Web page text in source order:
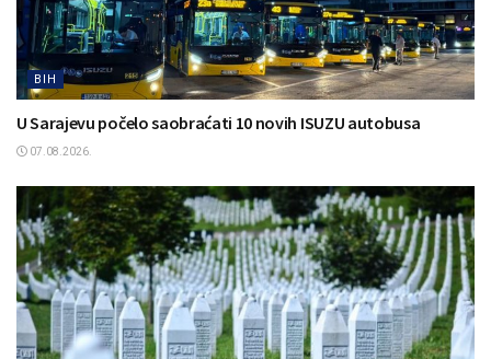
BIH
U Sarajevu počelo saobraćati 10 novih ISUZU autobusa
07.08.2026.